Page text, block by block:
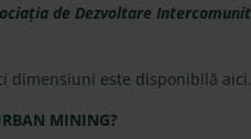
de Dezvoltare
dimensiuni este disponibilă aici.
MINING?